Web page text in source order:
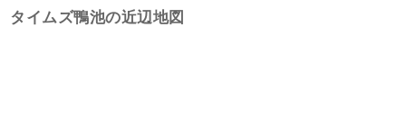
タイムズ鴨池の近辺地図